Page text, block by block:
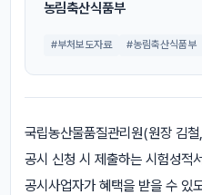
농림축산식품부
#부처보도자료 #농림축산식품부
국립농산물품질관리원(원장 김
공시 신청 시 제출하는 시험성적
공시사업자가 혜택을 받을 수 있